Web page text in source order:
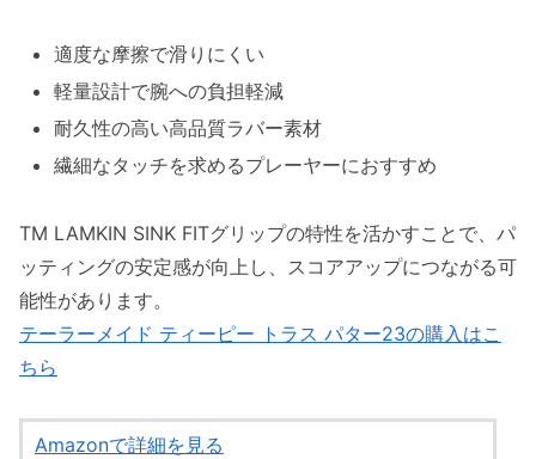
適度な摩擦で滑りにくい
軽量設計で腕への負担軽減
耐久性の高い高品質ラバー素材
繊細なタッチを求めるプレーヤーにおすすめ
TM LAMKIN SINK FITグリップの特性を活かすことで、パ
ッティングの安定感が向上し、スコアアップにつながる可
能性があります。
テーラーメイド ティーピー トラス パター23の購入はこ
ちら
Amazonで詳細を見る